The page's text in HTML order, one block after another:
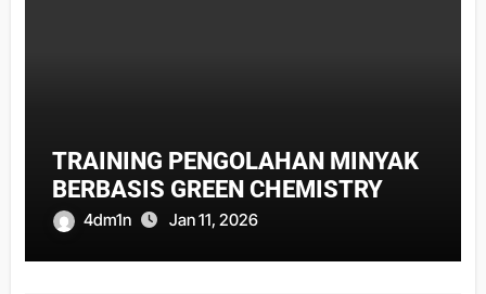
TRAINING PENGOLAHAN MINYAK
BERBASIS GREEN CHEMISTRY
4dm1n Jan 11, 2026